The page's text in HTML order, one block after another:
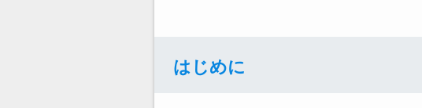
はじめに